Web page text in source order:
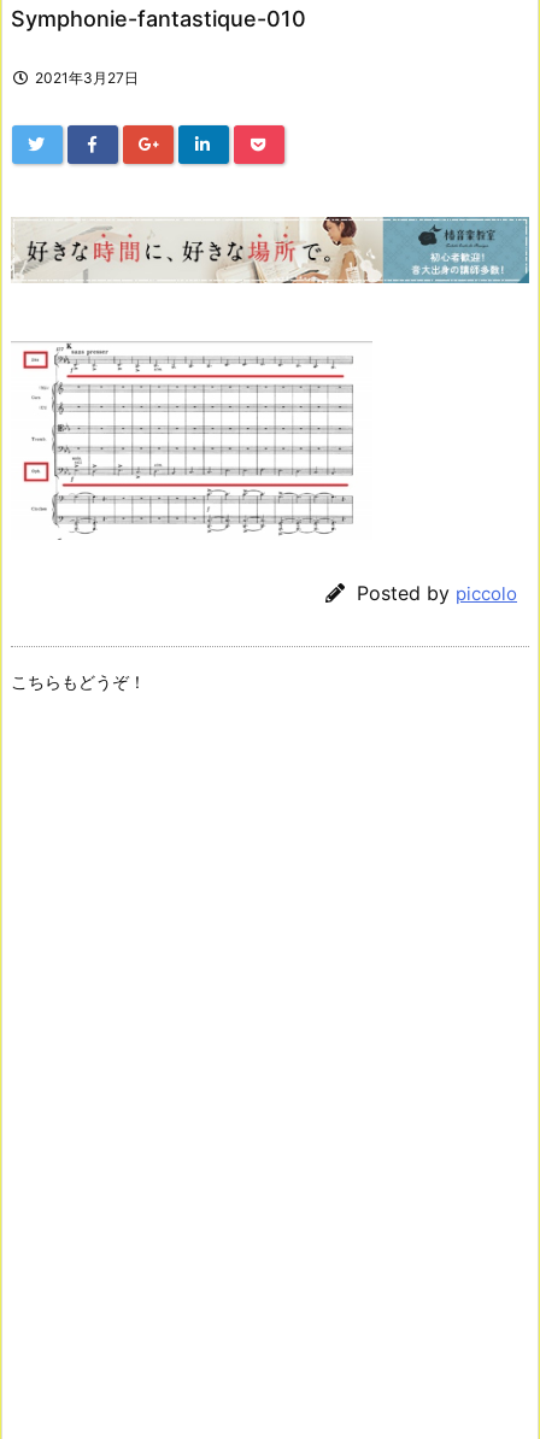
Symphonie-fantastique-010
2021年3月27日
Posted by piccolo
こちらもどうぞ！